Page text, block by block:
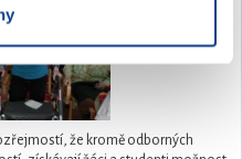
že kromě odborných